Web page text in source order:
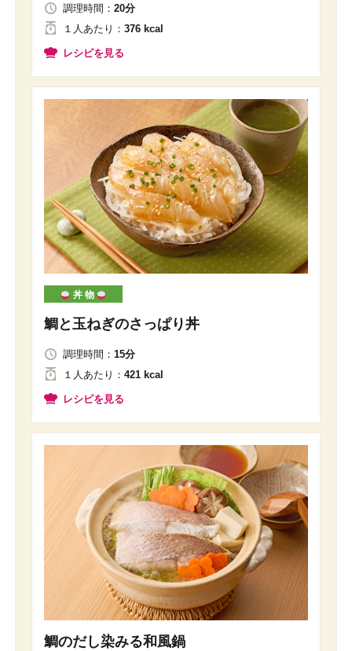
調理時間： 20分
１人 あたり ： 376 kcal
レシピを見る
丼 物
鯛と玉ねぎのさっぱり丼
調理時間： 15分
１人あたり ： 421 kcal
レシピを見る
鯛のだし染みる和風鍋